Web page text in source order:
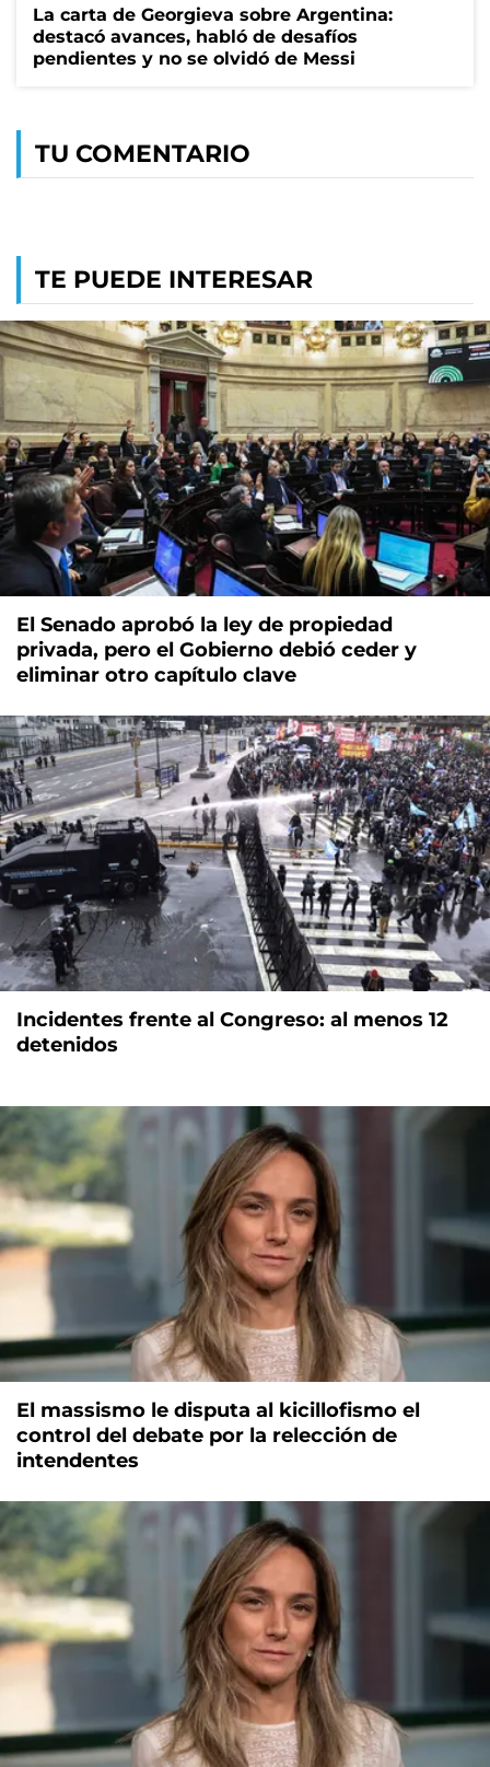
La carta de Georgieva sobre Argentina:
destacó avances, habló de desafíos
pendientes y no se olvidó de Messi
TU COMENTARIO
TE PUEDE INTERESAR
El Senado aprobó la ley de propiedad
privada, pero el Gobierno debió ceder y
eliminar otro capítulo clave
Incidentes frente al Congreso: al menos 12
detenidos
El massismo le disputa al kicillofismo el
control del debate por la relección de
intendentes